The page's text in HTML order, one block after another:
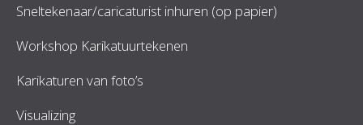
Sneltekenaar/caricaturist inhuren (op papier)
Workshop Karikatuurtekenen
Karikaturen van foto’s
Visualizing